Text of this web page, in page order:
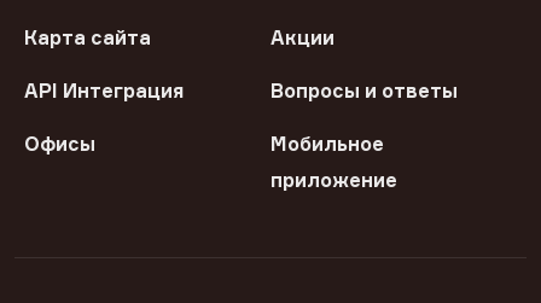
Карта сайта Акции
API Интеграция Вопросы и ответы
Офисы
Мобильное
приложение